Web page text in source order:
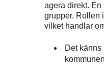
agera direkt.
grupper. Rollen
vilket handlar
Det